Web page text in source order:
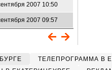
2007 10:50
2007 09:57
ТЕЛЕПРОГРАММА В